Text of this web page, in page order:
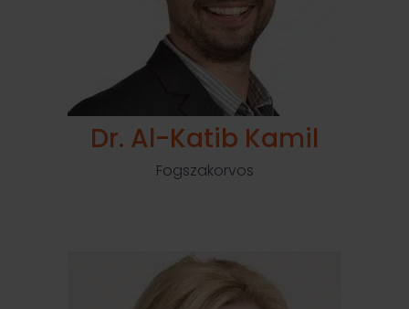
Dr. Al-Katib Kamil
Fogszakorvos